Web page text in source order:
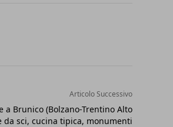
Articolo Successivo
a Brunico (Bolzano-Trentino Alto
da sci, cucina tipica, monumenti